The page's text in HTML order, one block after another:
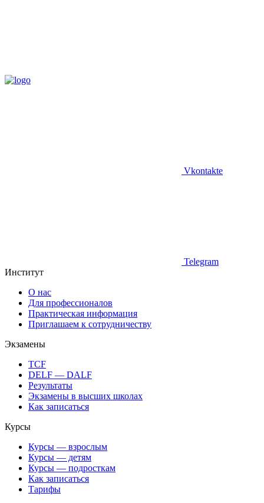
Vkontakte
Telegram
Институт
О нас
Для профессионалов
Практическая информация
Приглашаем к сотрудничеству
Экзамены
TCF
DELF — DALF
Результаты
Экзамены в высших школах
Как записаться
Курсы
Курсы — взрослым
Курсы — детям
Курсы — подросткам
Как записаться
Тарифы